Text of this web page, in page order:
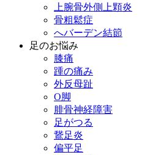
上腕骨外側上顆炎
骨粗鬆症
へバーデン結節
足のお悩み
膝痛
踵の痛み
外反母趾
О脚
腓骨神経障害
足がつる
鵞足炎
偏平足